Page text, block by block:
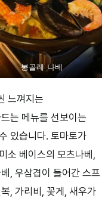
봉골레 나베
느껴지는
는 메뉴를 선보이는
있습니다. 토마토가
소 베이스의 모츠나베,
, 우삼겹이 들어간 스프
, 가리비, 꽃게, 새우가